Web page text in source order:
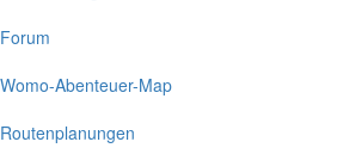
Forum
Womo-Abenteuer-Map
Routenplanungen